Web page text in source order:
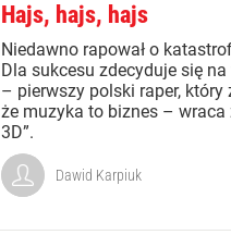
Hajs, hajs, hajs
Niedawno rapował o
Dla sukcesu zdecyduje się
– pierwszy polski raper, który
że muzyka to biznes – wraca
3D”.
Dawid Karpiuk